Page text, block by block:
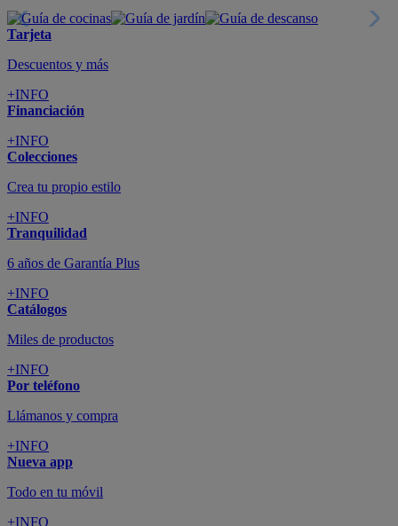
Tarjeta
Descuentos y más
+INFO
Financiación
+INFO
Colecciones
Crea tu propio estilo
+INFO
Tranquilidad
6 años de Garantía Plus
+INFO
Catálogos
Miles de productos
+INFO
Por teléfono
Llámanos y compra
+INFO
Nueva app
Todo en tu móvil
+INFO